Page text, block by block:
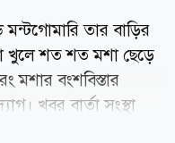
মন্টগোমারি তার বাড়ির
খুলে শত শত মশা ছেড়ে
মশার বংশবিস্তার
খবর বার্তা সংস্থা